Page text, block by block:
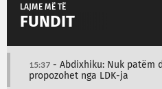
LAJME MË TË
FUNDIT
15:37 - Abdixhiku: Nuk patëm
propozohet nga LDK-ja